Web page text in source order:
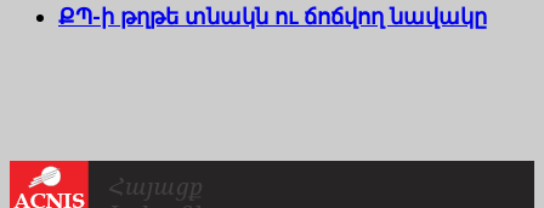
ՔՊ-ի թղթե տնակն ու ճոճվող նավակը